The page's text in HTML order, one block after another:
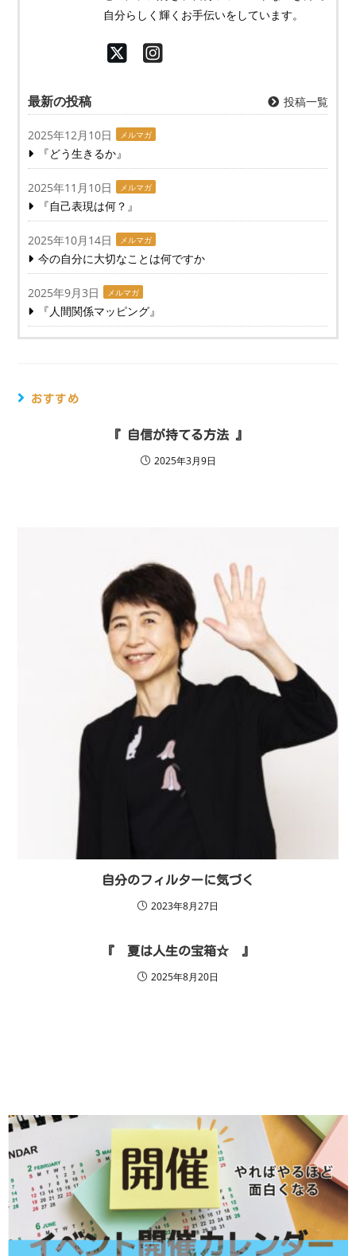
自分らしく輝くお手伝いをしています。
最新の投稿 投稿一覧
2025年12月10日 メルマガ
『どう生きるか』
2025年11月10日 メルマガ
『自己表現は何？』
2025年10月14日 メルマガ
今の自分に大切なことは何ですか
2025年9月3日 メルマガ
『人間関係マッピング』
おすすめ
『 自信が持てる方法 』
2025年3月9日
自分のフィルターに気づく
2023年8月27日
『 夏は人生の宝箱☆ 』
2025年8月20日